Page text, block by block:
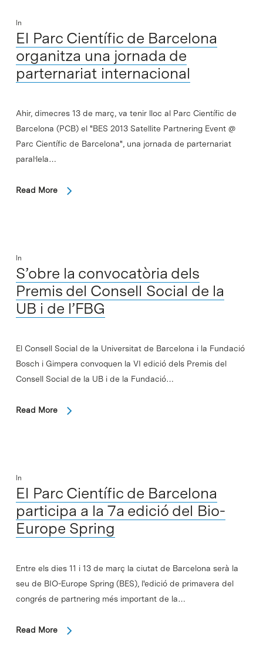
In
El Parc Científic de Barcelona
organitza una jornada de
parternariat internacional
Ahir, dimecres 13 de març, va tenir lloc al Parc Científic de
Barcelona (PCB) el "BES 2013 Satellite Partnering Event @
Parc Científic de Barcelona", una jornada de parternariat
paral·lela…
Read More
In
S’obre la convocatòria dels
Premis del Consell Social de la
UB i de l’FBG
El Consell Social de la Universitat de Barcelona i la Fundació
Bosch i Gimpera convoquen la VI edició dels Premis del
Consell Social de la UB i de la Fundació…
Read More
In
El Parc Científic de Barcelona
participa a la 7a edició del Bio-
Europe Spring
Entre els dies 11 i 13 de març la ciutat de Barcelona serà la
seu de BIO-Europe Spring (BES), l'edició de primavera del
congrés de partnering més important de la…
Read More